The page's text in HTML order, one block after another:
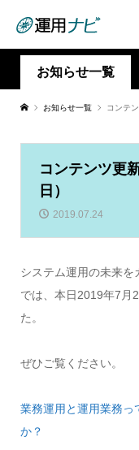
お知らせ一覧
お知らせ一覧 コンテ
コンテンツ更
日）
2019.07.24
システム運用の未来を
では、本日2019年7月
た。
ぜひご覧ください。
業務運用と運用業務っ
か？